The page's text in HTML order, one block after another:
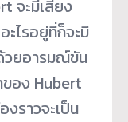
จะมีเสียง
ไรอยู่ที่ก็จะมี
วยอารมณ์ขัน
อง Hubert
งราวจะเป็น